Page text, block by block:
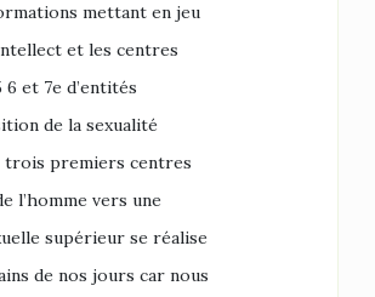
mettant en jeu
et les centres
et 7e d’entités
de la sexualité
trois premiers centres
l’homme vers une
supérieur se réalise
de nos jours car nous